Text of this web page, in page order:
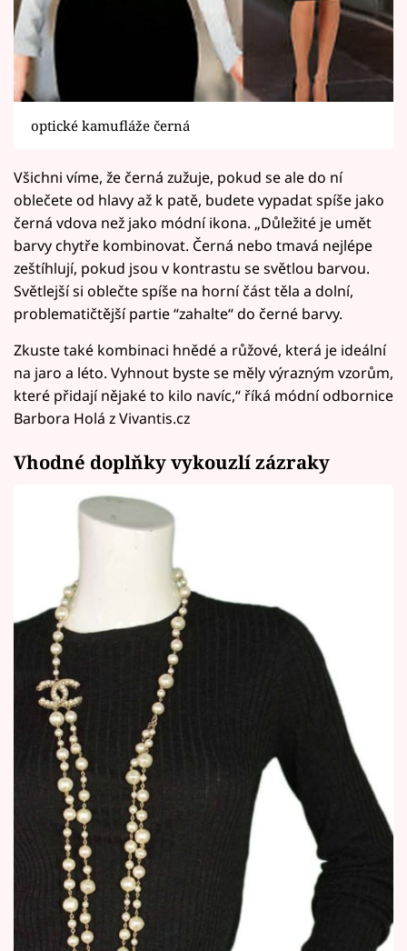
optické kamufláže černá
Všichni víme, že černá zužuje, pokud se ale do ní
oblečete od hlavy až k patě, budete vypadat spíše jako
černá vdova než jako módní ikona. „Důležité je umět
barvy chytře kombinovat. Černá nebo tmavá nejlépe
zeštíhlují, pokud jsou v kontrastu se světlou barvou.
Světlejší si oblečte spíše na horní část těla a dolní,
problematičtější partie “zahalte“ do černé barvy.
Zkuste také kombinaci hnědé a růžové, která je ideální
na jaro a léto. Vyhnout byste se měly výrazným vzorům,
které přidají nějaké to kilo navíc,“ říká módní odbornice
Barbora Holá z Vivantis.cz
Vhodné doplňky vykouzlí zázraky